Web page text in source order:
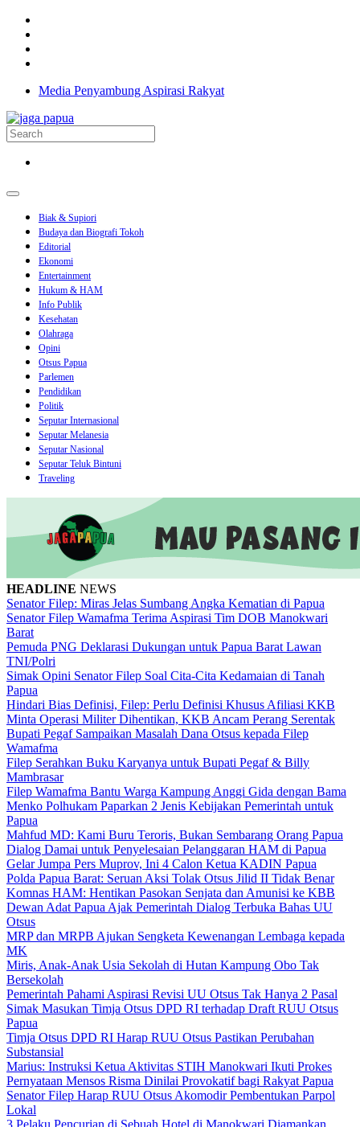
Media Penyambung Aspirasi Rakyat
Biak & Supiori
Budaya dan Biografi Tokoh
Editorial
Ekonomi
Entertainment
Hukum & HAM
Info Publik
Kesehatan
Olahraga
Opini
Otsus Papua
Parlemen
Pendidikan
Politik
Seputar Internasional
Seputar Melanesia
Seputar Nasional
Seputar Teluk Bintuni
Traveling
HEADLINE NEWS
Senator Filep: Miras Jelas Sumbang Angka Kematian di Papua
Senator Filep Wamafma Terima Aspirasi Tim DOB Manokwari
Barat
Pemuda PNG Deklarasi Dukungan untuk Papua Barat Lawan
TNI/Polri
Simak Opini Senator Filep Soal Cita-Cita Kedamaian di Tanah
Papua
Hindari Bias Definisi, Filep: Perlu Definisi Khusus Afiliasi KKB
Minta Operasi Militer Dihentikan, KKB Ancam Perang Serentak
Bupati Pegaf Sampaikan Masalah Dana Otsus kepada Filep
Wamafma
Filep Serahkan Buku Karyanya untuk Bupati Pegaf & Billy
Mambrasar
Filep Wamafma Bantu Warga Kampung Anggi Gida dengan Bama
Menko Polhukam Paparkan 2 Jenis Kebijakan Pemerintah untuk
Papua
Mahfud MD: Kami Buru Teroris, Bukan Sembarang Orang Papua
Dialog Damai untuk Penyelesaian Pelanggaran HAM di Papua
Gelar Jumpa Pers Muprov, Ini 4 Calon Ketua KADIN Papua
Polda Papua Barat: Seruan Aksi Tolak Otsus Jilid II Tidak Benar
Komnas HAM: Hentikan Pasokan Senjata dan Amunisi ke KBB
Dewan Adat Papua Ajak Pemerintah Dialog Terbuka Bahas UU
Otsus
MRP dan MRPB Ajukan Sengketa Kewenangan Lembaga kepada
MK
Miris, Anak-Anak Usia Sekolah di Hutan Kampung Obo Tak
Bersekolah
Pemerintah Pahami Aspirasi Revisi UU Otsus Tak Hanya 2 Pasal
Simak Masukan Timja Otsus DPD RI terhadap Draft RUU Otsus
Papua
Timja Otsus DPD RI Harap RUU Otsus Pastikan Perubahan
Substansial
Marius: Instruksi Ketua Aktivitas STIH Manokwari Ikuti Prokes
Pernyataan Mensos Risma Dinilai Provokatif bagi Rakyat Papua
Senator Filep Harap RUU Otsus Akomodir Pembentukan Parpol
Lokal
3 Pelaku Pencurian di Sebuah Hotel di Manokwari Diamankan